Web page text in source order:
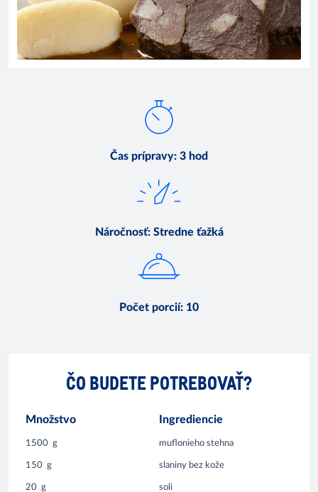
Čas prípravy: 3 hod
Náročnosť: Stredne ťažká
Počet porcií: 10
ČO BUDETE POTREBOVAŤ?
Množstvo Ingrediencie
1500 g muflonieho stehna
150 g slaniny bez kože
20 g soli